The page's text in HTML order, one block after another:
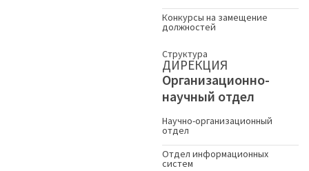
Конкурсы на замещение
должностей
Структура
ДИРЕКЦИЯ
Организационно-
научный отдел
Научно-организационный
отдел
Отдел информационных
систем